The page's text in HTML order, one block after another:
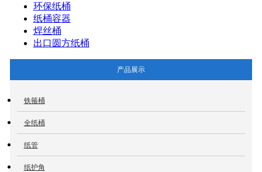
环保纸桶
纸桶容器
焊丝桶
出口圆方纸桶
产品展示
铁箍桶
全纸桶
纸管
纸护角